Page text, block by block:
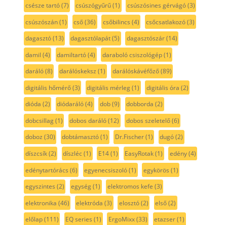
csésze tartó(7) csúszógyűrű(1) csúszósines gérvágó(3)
csúszószán(1) cső(36) csőbilincs (4) csőcsatlakozó(3)
dagasztó(13) dagasztólapát(5) dagasztószár(14)
damil (4) damiltartó(4) daraboló csiszológép(1)
daráló(8) darálóskeksz (1) darálóskávéfőző(89)
digitális hőmérő(3) digitális mérleg(1) digitális óra (2)
dióda (2) diódaráló(4) dob(9) dobborda (2)
dobcsillag(1) dobos daráló(12) dobos szeletelő(6)
doboz (30) dobtámasztó(1) Dr.Fischer(1) dugó(2)
díszcsík(2) díszléc(1) E14(1) EasyRotak(1) edény(4)
edénytartórács (6) egyenecsiszoló(1) egykörös (1)
egyszintes (2) egység(1) elektromos kefe (3)
elektronika (46) elektróda (3) elosztó(2) első(2)
előlap(111) EQ series (1) ErgoMixx(33) etazser(1)